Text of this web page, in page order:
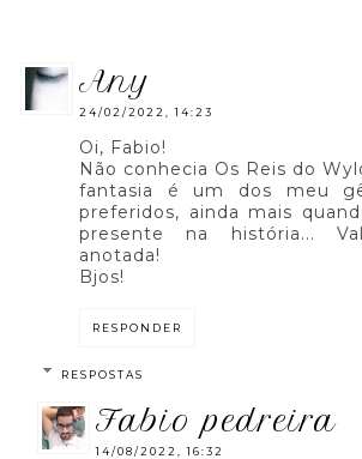
any
24/02/2022, 14:23
Oi, Fabio!
Não conhecia Os Reis do
fantasia é um dos meu
preferidos, ainda mais
presente na história...
anotada!
Bjos!
RESPONDER
RESPOSTAS
fabio pedreira
14/08/2022, 16:32